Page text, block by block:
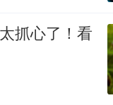
抓心了！看